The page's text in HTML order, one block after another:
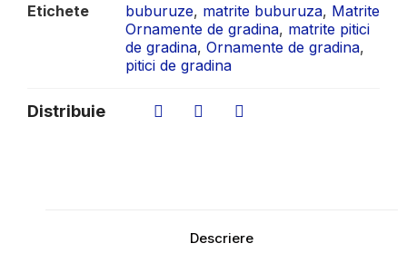
Etichete
buburuze, matrite buburuza, Matrite
Ornamente de gradina, matrite pitici
de gradina, Ornamente de gradina,
pitici de gradina
Distribuie
Descriere